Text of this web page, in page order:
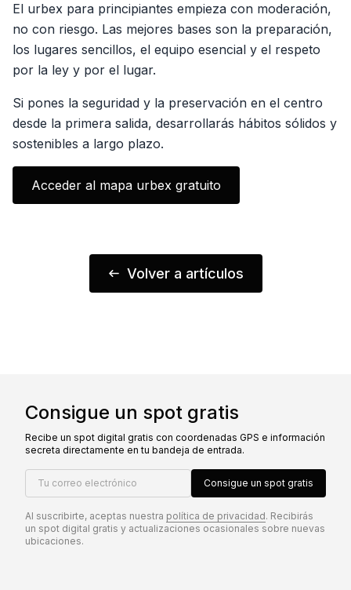
El urbex para principiantes empieza con moderación,
no con riesgo. Las mejores bases son la preparación,
los lugares sencillos, el equipo esencial y el respeto
por la ley y por el lugar.
Si pones la seguridad y la preservación en el centro
desde la primera salida, desarrollarás hábitos sólidos y
sostenibles a largo plazo.
Acceder al mapa urbex gratuito
Volver a artículos
Consigue un spot gratis
Recibe un spot digital gratis con coordenadas GPS e información
secreta directamente en tu bandeja de entrada.
Tu correo electrónico Consigue un spot gratis
Al suscribirte, aceptas nuestra política de privacidad. Recibirás
un spot digital gratis y actualizaciones ocasionales sobre nuevas
ubicaciones.